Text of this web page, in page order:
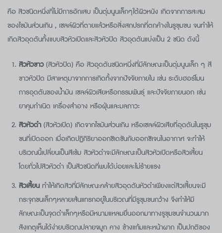
คือ สิวชนิดหนึ่งที่ไม่มีการอักเสบ เป็นตุ่มนูนเล็กๆใต้ผิวหนัง เกิดจากการสะสม
ของไขมันส่วนเกิน , เซลล์ผิวที่ตายแล้วหรือสิ่งสกปรกที่ตกค้างในรูขุมขน จนทำให้
เกิดสิวอุดตันทั้งแบบสิวหัวเปิดและสิวหัวปิด สิวอุดตันแบ่งเป็น 2 ชนิด ดังนี้
สิวหัวขาว(สิวหัวปิด) คือ สิวอุดตันชนิดหนึ่งที่มีลักษณะเป็นตุ่มนูนเล็ก ๆ สี
ขาวหัวปิด มีสาเหตุมาจากการเกิดทั้งจากปัจจัยภายใน เช่น ระดับฮอร์โมน
การอุดตันของน้ำมัน เซลล์ผิวเสียหรือกรรมพันธุ์ และปัจจัยภายนอก เช่น
ยาคุมกำเนิด เครื่องสำอาง หรือฝุ่นและมลภาวะ
สิวหัวดำ (สิวหัวเปิด) เกิดจากไขมันส่วนเกิน หรือเซลล์ผิวเสียที่อุดตันในรูขุม
ขนที่เปิดออก เมื่อเกิดปฏิกิริยาออกซิเดชันกับออกซิเจนในอากาศ จะทำให้
บริเวณนี้เปลี่ยนเป็นสีเข้ม สิวหัวดำจะมีลักษณะเป็นสิวหัวเปิดหรือสิวเสี้ยน
โดยทั่วไปสิวหัวดำ เป็นสิวชนิดที่พบได้บ่อยและไม่ร้ายแรง
สิวเสี้ยน ทำให้เกิดสิวที่มีลักษณะคล้ายสิวอุดตันหัวดำเพียงแต่สิวเสี้ยนจะมี
กระจุกขนเล็กๆหลายเส้นแทรกอยู่ในบริเวณที่มีรูขุมขนกว้าง จึงทำให้มี
ลักษณะเป็นจุดดำเล็กๆหรือมีหนามแหลมยื่นออกมาทางรูขุมขนจำนวนมาก
สังเกตุเห็นได้ง่ายบริเวณปลายจมูก คาง ข้างแก้มและหน้าผาก เป็นปกติของ